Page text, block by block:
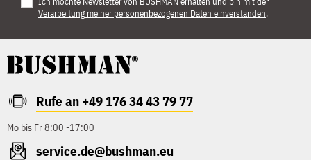
Verarbeitung meiner personenbezogenen Daten einverstanden.
Rufe an +49 176 34 43 79 77
Mo bis Fr 8:00 -17:00
service.de@bushman.eu